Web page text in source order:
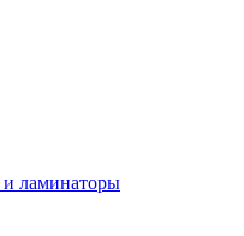
ламинаторы